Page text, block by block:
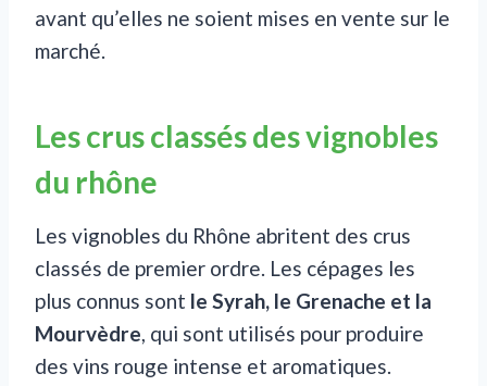
avant qu’elles ne soient mises en vente sur le
marché.
Les crus classés des vignobles
du rhône
Les vignobles du Rhône abritent des crus
classés de premier ordre. Les cépages les
plus connus sont le Syrah, le Grenache et la
Mourvèdre, qui sont utilisés pour produire
des vins rouge intense et aromatiques.